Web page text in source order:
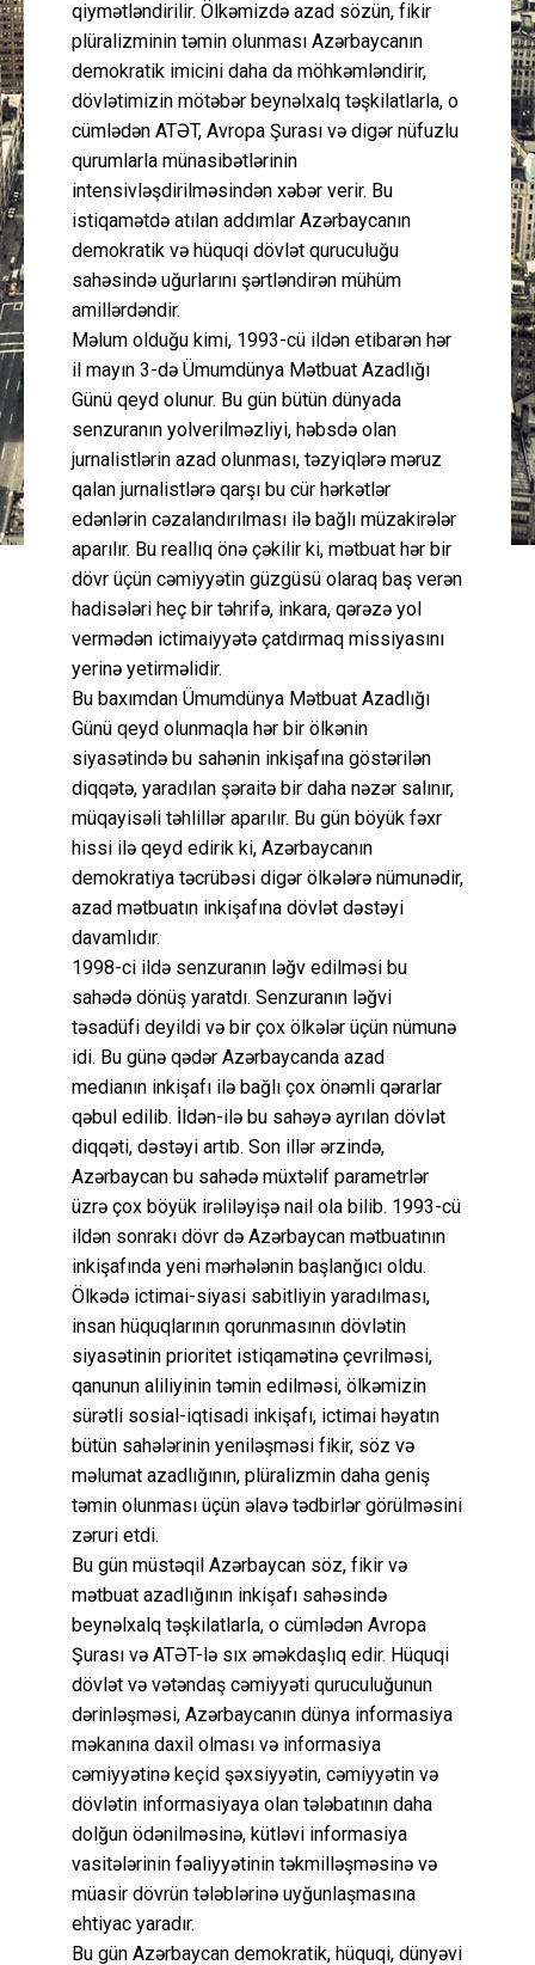
qiymətləndirilir. Ölkəmizdə azad sözün, fikir
plüralizminin təmin olunması Azərbaycanın
demokratik imicini daha da möhkəmləndirir,
dövlətimizin mötəbər beynəlxalq təşkilatlarla, o
cümlədən ATƏT, Avropa Şurası və digər nüfuzlu
qurumlarla münasibətlərinin
intensivləşdirilməsindən xəbər verir. Bu
istiqamətdə atılan addımlar Azərbaycanın
demokratik və hüquqi dövlət quruculuğu
sahəsində uğurlarını şərtləndirən mühüm
amillərdəndir.
Məlum olduğu kimi, 1993-cü ildən etibarən hər
il mayın 3-də Ümumdünya Mətbuat Azadlığı
Günü qeyd olunur. Bu gün bütün dünyada
senzuranın yolverilməzliyi, həbsdə olan
jurnalistlərin azad olunması, təzyiqlərə məruz
qalan jurnalistlərə qarşı bu cür hərkətlər
edənlərin cəzalandırılması ilə bağlı müzakirələr
aparılır. Bu reallıq önə çəkilir ki, mətbuat hər bir
dövr üçün cəmiyyətin güzgüsü olaraq baş verən
hadisələri heç bir təhrifə, inkara, qərəzə yol
vermədən ictimaiyyətə çatdırmaq missiyasını
yerinə yetirməlidir.
Bu baxımdan Ümumdünya Mətbuat Azadlığı
Günü qeyd olunmaqla hər bir ölkənin
siyasətində bu sahənin inkişafına göstərilən
diqqətə, yaradılan şəraitə bir daha nəzər salınır,
müqayisəli təhlillər aparılır. Bu gün böyük fəxr
hissi ilə qeyd edirik ki, Azərbaycanın
demokratiya təcrübəsi digər ölkələrə nümunədir,
azad mətbuatın inkişafına dövlət dəstəyi
davamlıdır.
1998-ci ildə senzuranın ləğv edilməsi bu
sahədə dönüş yaratdı. Senzuranın ləğvi
təsadüfi deyildi və bir çox ölkələr üçün nümunə
idi. Bu günə qədər Azərbaycanda azad
medianın inkişafı ilə bağlı çox önəmli qərarlar
qəbul edilib. İldən-ilə bu sahəyə ayrılan dövlət
diqqəti, dəstəyi artıb. Son illər ərzində,
Azərbaycan bu sahədə müxtəlif parametrlər
üzrə çox böyük irəliləyişə nail ola bilib. 1993-cü
ildən sonrakı dövr də Azərbaycan mətbuatının
inkişafında yeni mərhələnin başlanğıcı oldu.
Ölkədə ictimai-siyasi sabitliyin yaradılması,
insan hüquqlarının qorunmasının dövlətin
siyasətinin prioritet istiqamətinə çevrilməsi,
qanunun aliliyinin təmin edilməsi, ölkəmizin
sürətli sosial-iqtisadi inkişafı, ictimai həyatın
bütün sahələrinin yeniləşməsi fikir, söz və
məlumat azadlığının, plüralizmin daha geniş
təmin olunması üçün əlavə tədbirlər görülməsini
zəruri etdi.
Bu gün müstəqil Azərbaycan söz, fikir və
mətbuat azadlığının inkişafı sahəsində
beynəlxalq təşkilatlarla, o cümlədən Avropa
Şurası və ATƏT-lə sıx əməkdaşlıq edir. Hüquqi
dövlət və vətəndaş cəmiyyəti quruculuğunun
dərinləşməsi, Azərbaycanın dünya informasiya
məkanına daxil olması və informasiya
cəmiyyətinə keçid şəxsiyyətin, cəmiyyətin və
dövlətin informasiyaya olan tələbatının daha
dolğun ödənilməsinə, kütləvi informasiya
vasitələrinin fəaliyyətinin təkmilləşməsinə və
müasir dövrün tələblərinə uyğunlaşmasına
ehtiyac yaradır.
Bu gün Azərbaycan demokratik, hüquqi, dünyəvi